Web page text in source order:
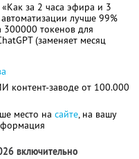
за 2 часа эфира и 3
лучше 99%
токенов для
(заменяет месяц
контент-заводе от 100.000
место на сайте, на вашу
включительно